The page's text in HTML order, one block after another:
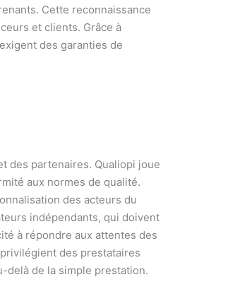
Cette reconnaissance
et clients. Grâce à
des garanties de
des partenaires. Qualiopi joue
aux normes de qualité.
des acteurs du
indépendants, qui doivent
à répondre aux attentes des
des prestataires
delà de la simple prestation.